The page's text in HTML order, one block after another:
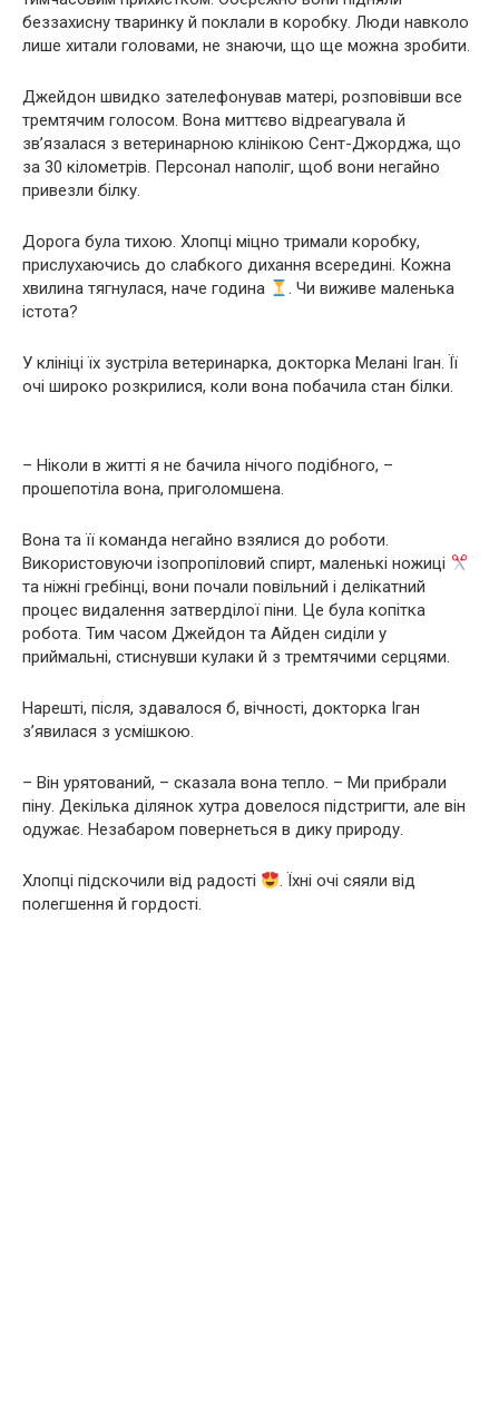
беззахисну тваринку й поклали в коробку. Люди навколо
лише хитали головами, не знаючи, що ще можна зробити.
Джейдон швидко зателефонував матері, розповівши все
тремтячим голосом. Вона миттєво відреагувала й
зв’язалася з ветеринарною клінікою Сент-Джорджа, що
за 30 кілометрів. Персонал наполіг, щоб вони негайно
привезли білку.
Дорога була тихою. Хлопці міцно тримали коробку,
прислухаючись до слабкого дихання всередині. Кожна
хвилина тягнулася, наче година
. Чи виживе маленька
істота?
У клініці їх зустріла ветеринарка, докторка Мелані Іган. Її
очі широко розкрилися, коли вона побачила стан білки.
– Ніколи в житті я не бачила нічого подібного, –
прошепотіла вона, приголомшена.
Вона та її команда негайно взялися до роботи.
Використовуючи ізопропіловий спирт, маленькі ножиці
та ніжні гребінці, вони почали повільний і делікатний
процес видалення затверділої піни. Це була копітка
робота. Тим часом Джейдон та Айден сиділи у
приймальні, стиснувши кулаки й з тремтячими серцями.
Нарешті, після, здавалося б, вічності, докторка Іган
з’явилася з усмішкою.
– Він урятований, – сказала вона тепло. – Ми прибрали
піну. Декілька ділянок хутра довелося підстригти, але він
одужає. Незабаром повернеться в дику природу.
Хлопці підскочили від радості
. Їхні очі сяяли від
полегшення й гордості.